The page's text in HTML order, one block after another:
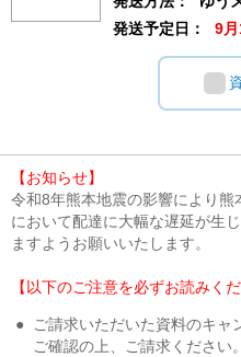
発送予定日：
9月
【お知らせ】
令和8年熊本地震の影響により
において配達に大幅な遅延が生
ますようお願いいたします。
【以下のご注意を必ずお読みくだ
●
ご請求いただいた資料のキャ
ご確認の上、ご請求ください